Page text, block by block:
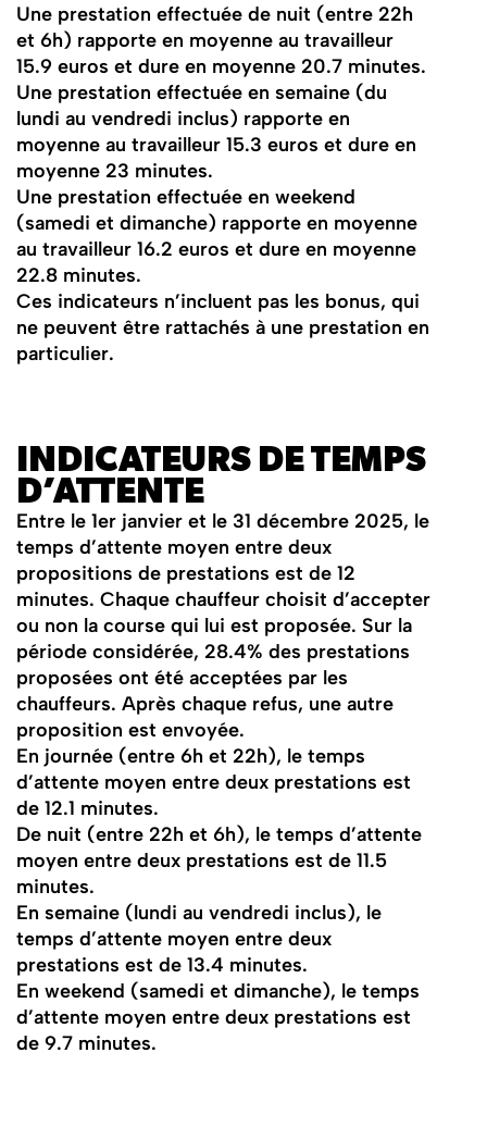
Une prestation effectuée de nuit (entre 22h
et 6h) rapporte en moyenne au travailleur
15.9 euros et dure en moyenne 20.7 minutes.
Une prestation effectuée en semaine (du
lundi au vendredi inclus) rapporte en
moyenne au travailleur 15.3 euros et dure en
moyenne 23 minutes.
Une prestation effectuée en weekend
(samedi et dimanche) rapporte en moyenne
au travailleur 16.2 euros et dure en moyenne
22.8 minutes.
‍Ces indicateurs n’incluent pas les bonus, qui
ne peuvent être rattachés à une prestation en
particulier.
INDICATEURS DE TEMPS
D’ATTENTE
Entre le 1er janvier et le 31 décembre 2025, le
temps d’attente moyen entre deux
propositions de prestations est de 12
minutes. Chaque chauffeur choisit d’accepter
ou non la course qui lui est proposée. Sur la
période considérée, 28.4% des prestations
proposées ont été acceptées par les
chauffeurs. Après chaque refus, une autre
proposition est envoyée.
En journée (entre 6h et 22h), le temps
d’attente moyen entre deux prestations est
de 12.1 minutes.
De nuit (entre 22h et 6h), le temps d’attente
moyen entre deux prestations est de 11.5
minutes.
En semaine (lundi au vendredi inclus), le
temps d’attente moyen entre deux
prestations est de 13.4 minutes.
En weekend (samedi et dimanche), le temps
d’attente moyen entre deux prestations est
de 9.7 minutes.